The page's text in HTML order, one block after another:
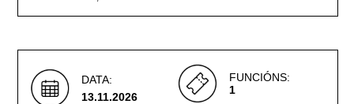
DATA:
13.11.2026
FUNCIÓNS:
1